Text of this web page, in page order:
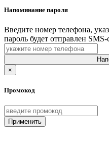
Напоминание пароля
Введите номер телефона,
пароль будет отправлен
×
Промокод
Применить